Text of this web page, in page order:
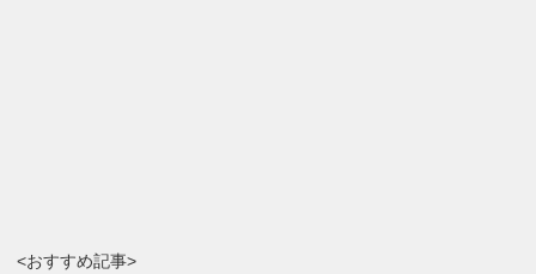
<おすすめ記事>